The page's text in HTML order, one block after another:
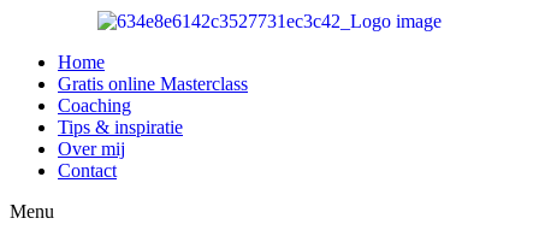
inhoud
Home
Gratis online Masterclass
Coaching
Tips & inspiratie
Over mij
Contact
Menu